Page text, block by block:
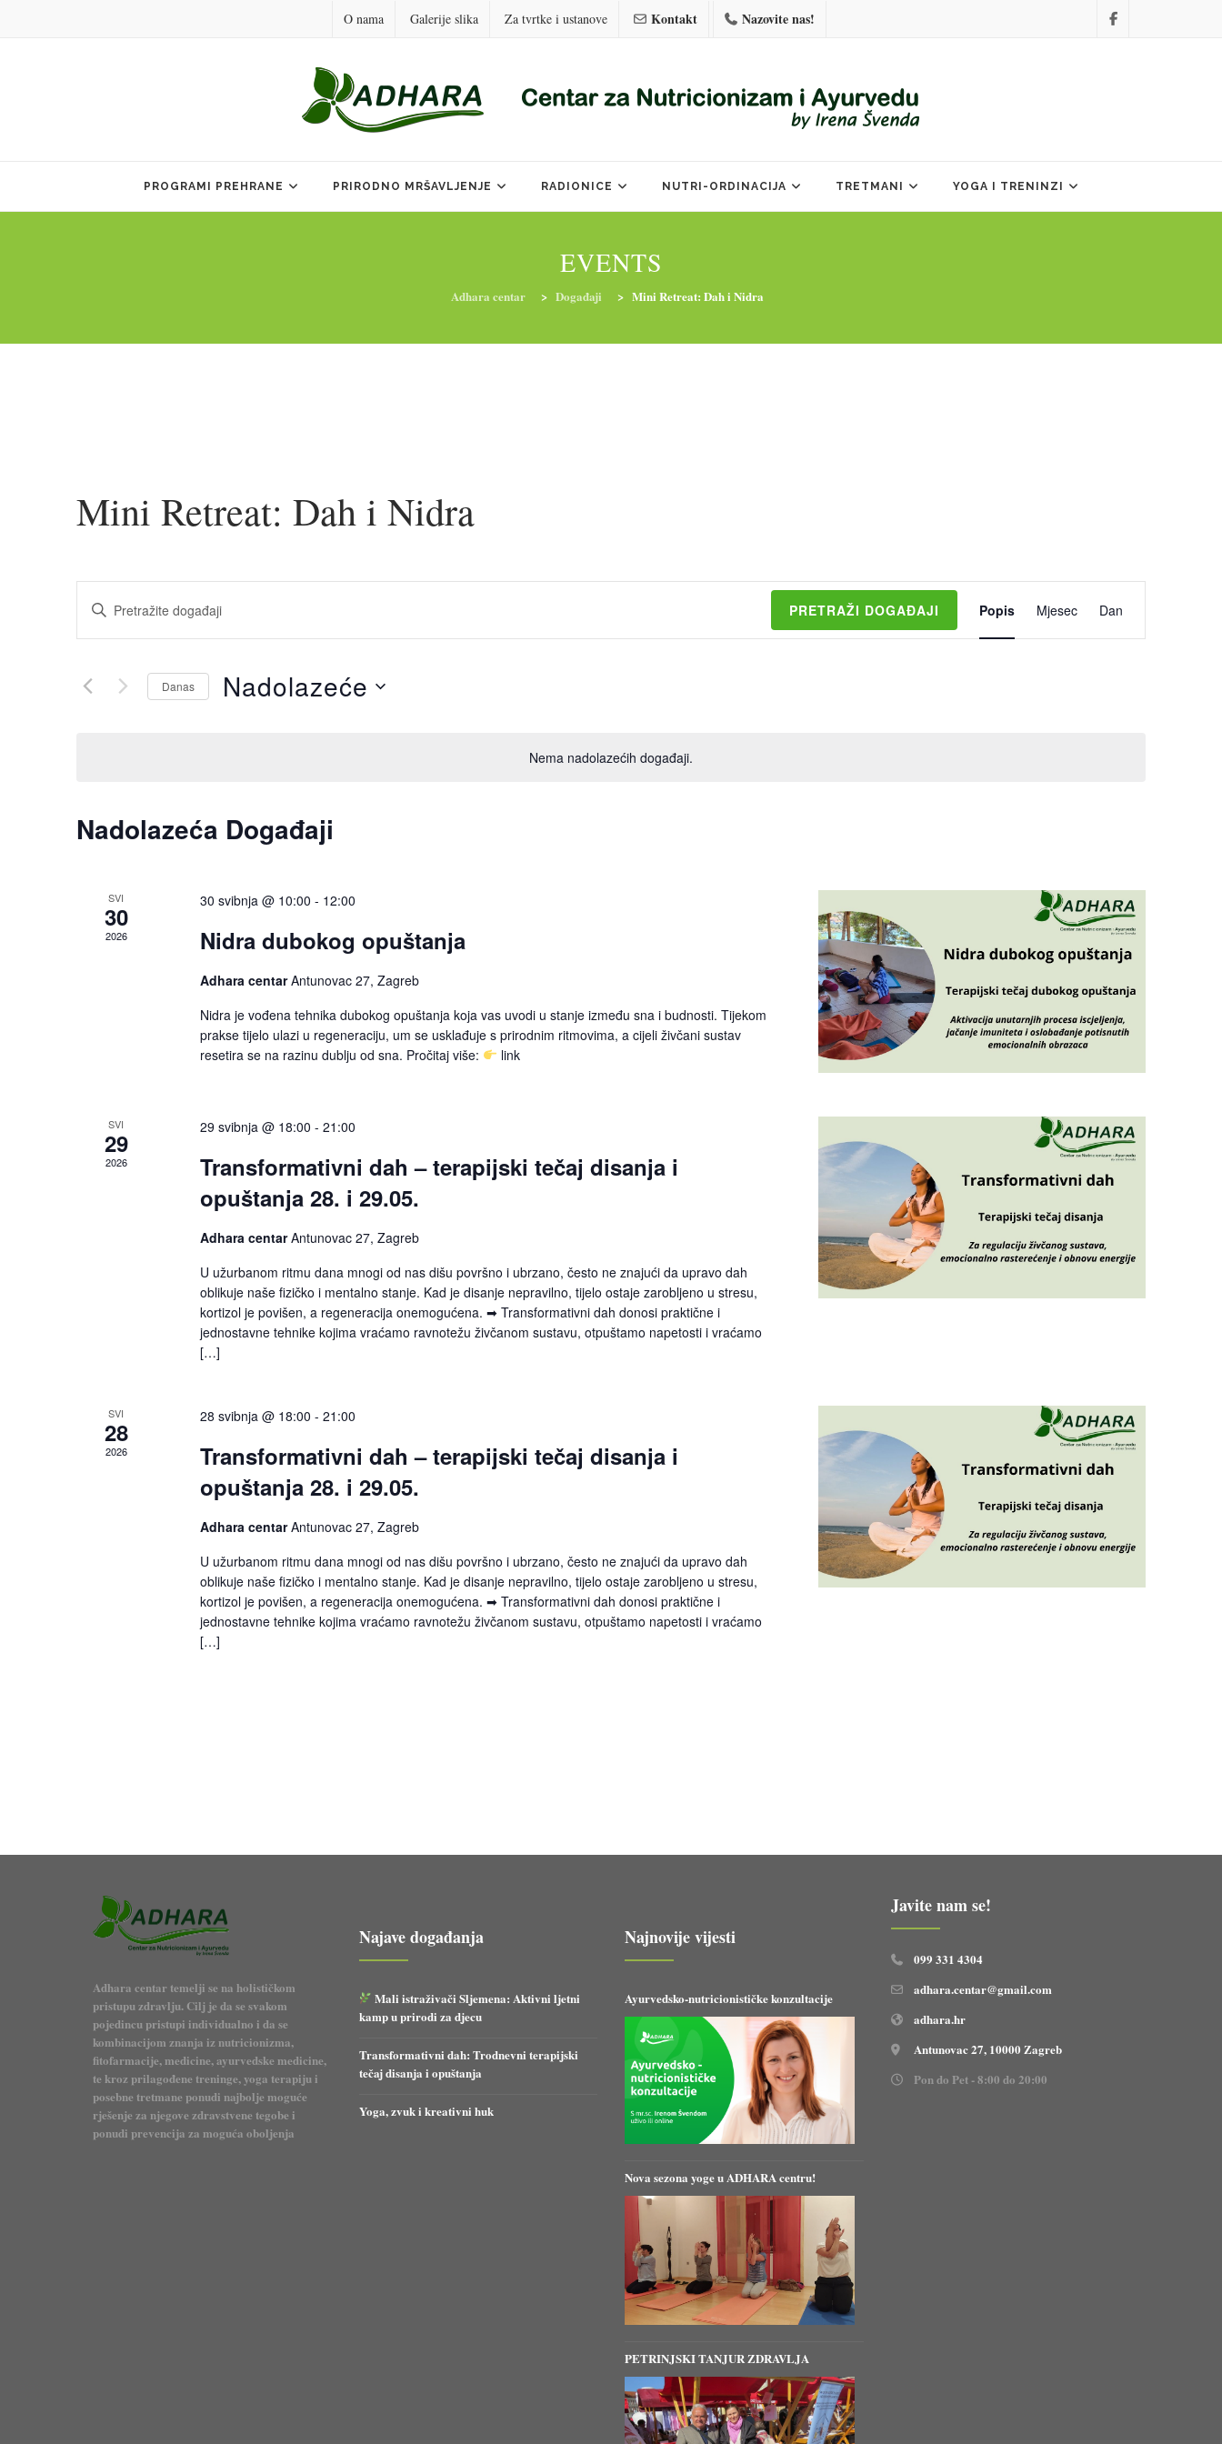
O nama Galerije slika Za tvrtke i ustanove Kontakt Nazovite nas!
PROGRAMI PREHRANE PRIRODNO MRŠAVLJENJE RADIONICE NUTRI-ORDINACIJA TRETMANI YOGA I TRENINZI
EVENTS
Adhara centar > Događaji > Mini Retreat: Dah i Nidra
Nema nadolazećih događaji.
Mini Retreat: Dah i Nidra
pretraga
i
navigacija
pregleda
Unesite
ključnu
riječ.
Događaji
prema
PRETRAŽI DOGAĐAJI
navigacija
pogleda
Popis Mjesec Dan
Danas Nadolazeće
Nadolazeća Događaji
SVI
30
2026
30 svibnja @ 10:00 - 12:00
Nidra dubokog opuštanja
Adhara centarAntunovac 27, Zagreb
Nidra je vođena tehnika dubokog opuštanja koja vas uvodi u stanje između sna i budnosti. Tijekom
prakse tijelo ulazi u regeneraciju, um se usklađuje s prirodnim ritmovima, a cijeli živčani sustav
resetira se na razinu dublju od sna. Pročitaj više:
link
SVI
29
2026
29 svibnja @ 18:00 - 21:00
Transformativni dah – terapijski tečaj disanja i
opuštanja 28. i 29.05.
Adhara centarAntunovac 27, Zagreb
U užurbanom ritmu dana mnogi od nas dišu površno i ubrzano, često ne znajući da upravo dah
oblikuje naše fizičko i mentalno stanje. Kad je disanje nepravilno, tijelo ostaje zarobljeno u stresu,
kortizol je povišen, a regeneracija onemogućena. ➡ Transformativni dah donosi praktične i
jednostavne tehnike kojima vraćamo ravnotežu živčanom sustavu, otpuštamo napetosti i vraćamo
[…]
SVI
28
2026
28 svibnja @ 18:00 - 21:00
Transformativni dah – terapijski tečaj disanja i
opuštanja 28. i 29.05.
Adhara centarAntunovac 27, Zagreb
U užurbanom ritmu dana mnogi od nas dišu površno i ubrzano, često ne znajući da upravo dah
oblikuje naše fizičko i mentalno stanje. Kad je disanje nepravilno, tijelo ostaje zarobljeno u stresu,
kortizol je povišen, a regeneracija onemogućena. ➡ Transformativni dah donosi praktične i
jednostavne tehnike kojima vraćamo ravnotežu živčanom sustavu, otpuštamo napetosti i vraćamo
[…]
Adhara centar temelji se na holističkom
pristupu zdravlju. Cilj je da se svakom
pojedincu pristupi individualno i da se
kombinacijom znanja iz nutricionizma,
fitofarmacije, medicine, ayurvedske medicine,
te kroz prilagođene treninge, yoga terapiju i
posebne tretmane ponudi najbolje moguće
rješenje za njegove zdravstvene tegobe i
ponudi prevencija za moguća oboljenja
Najave događanja
Mali istraživači Sljemena: Aktivni ljetni
kamp u prirodi za djecu
Transformativni dah: Trodnevni terapijski
tečaj disanja i opuštanja
Yoga, zvuk i kreativni huk
Najnovije vijesti
Ayurvedsko-nutricionističke konzultacije
Nova sezona yoge u ADHARA centru!
PETRINJSKI TANJUR ZDRAVLJA
Javite nam se!
099 331 4304
adhara.centar@gmail.com
adhara.hr
Antunovac 27, 10000 Zagreb
Pon do Pet - 8:00 do 20:00